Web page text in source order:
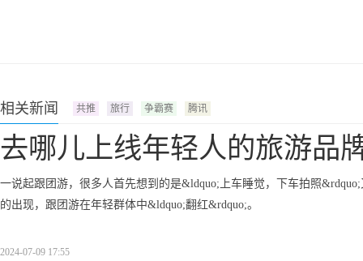
相关新闻 共推 旅行 争霸赛 腾讯
去哪儿上线年轻人的旅游品
一说起跟团游，很多人首先想到的是&ldquo;上车睡觉，下车拍照
的出现，跟团游在年轻群体中&ldquo;翻红&rdquo;。
2024-07-09 17:55